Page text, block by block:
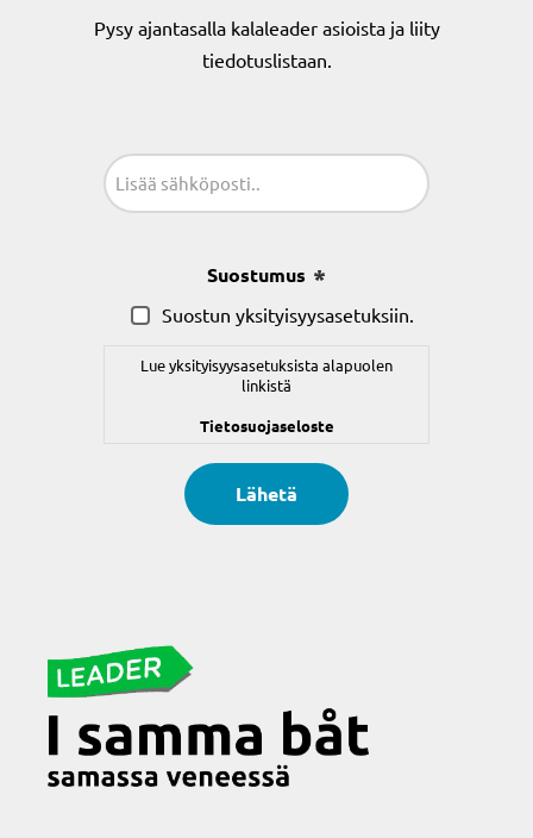
Pysy ajantasalla kalaleader asioista ja liity
tiedotuslistaan.
Sähköposti
Suostumus
Suostun yksityisyysasetuksiin.
Lue yksityisyysasetuksista alapuolen
linkistä
Tietosuojaseloste